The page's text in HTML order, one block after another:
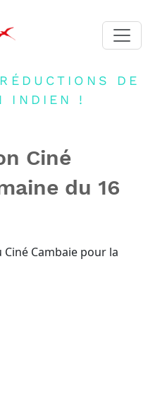
DE
INDIEN !
Ciné
du 16
Cambaie pour la